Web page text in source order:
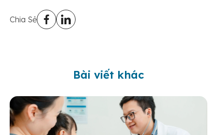
Chia Sẻ
Bài viết khác